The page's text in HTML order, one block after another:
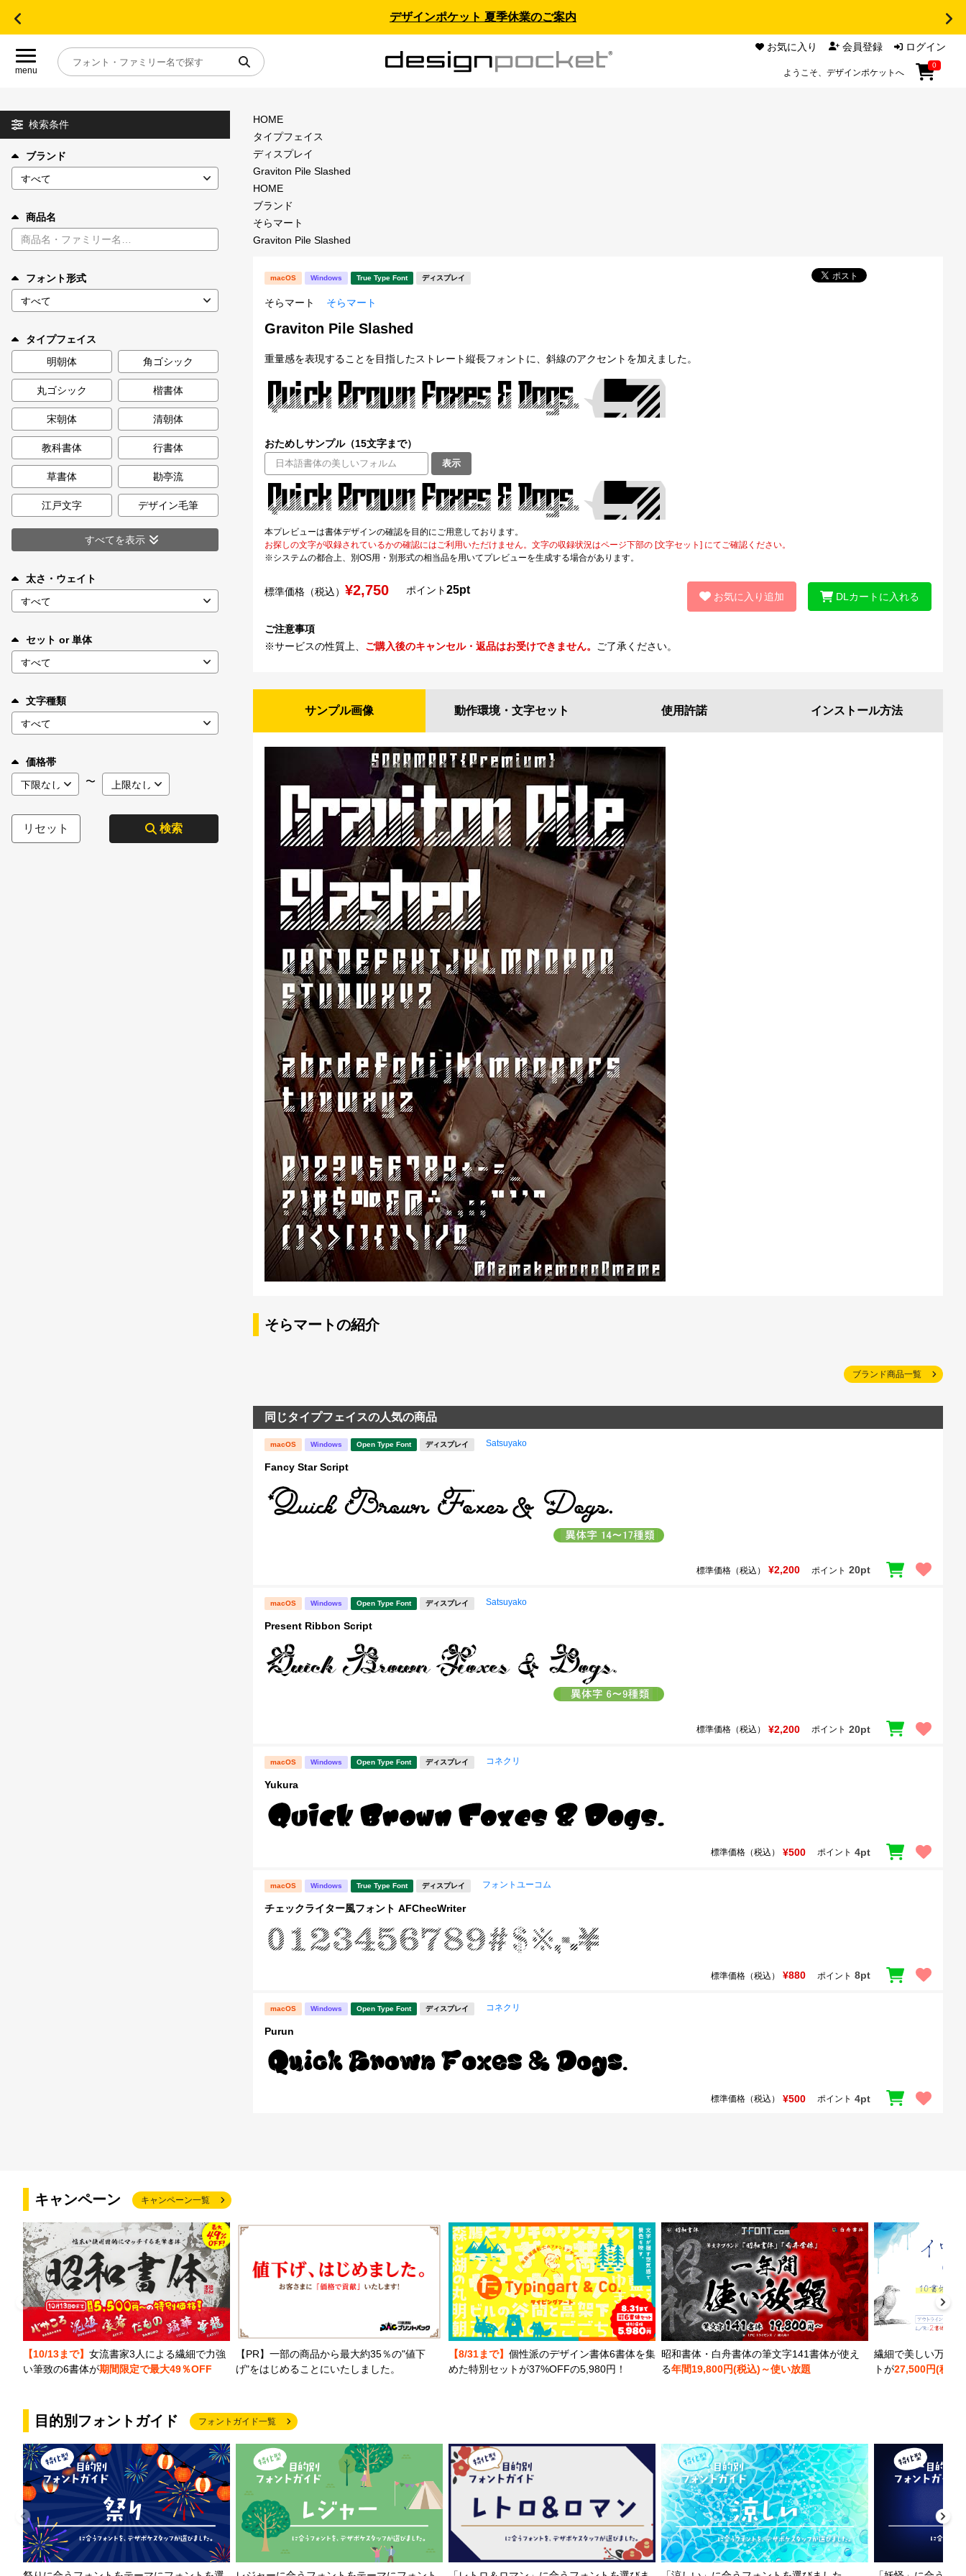
デザインポケット 夏季休業のご案内
menu
お気に入り 会員登録 ログイン
ようこそ、デザインポケットへ
0
目的別フォントガイド
特集
年間ライセンス商品
キャンペーン一覧
カート 0
マイページ
お気に入り
ご利用ガイド
お問い合わせ
検索条件
ブランド
商品名
フォント形式
タイプフェイス
明朝体
角ゴシック
丸ゴシック 楷書体
宋朝体 清朝体
教科書体 行書体
草書体 勘亭流
江戸文字 デザイン毛筆
すべてを表示
太さ・ウェイト
セット or 単体
文字種類
価格帯
〜
リセット 検索
HOME
タイプフェイス
ディスプレイ
Graviton Pile Slashed
HOME
ブランド
そらマート
Graviton Pile Slashed
macOS Windows True Type Font ディスプレイ
そらマート そらマート
Graviton Pile Slashed
重量感を表現することを目指したストレート縦長フォントに、斜線のアクセントを加えました。
おためしサンプル（15文字まで）
表示
本プレビューは書体デザインの確認を目的にご用意しております。
お探しの文字が収録されているかの確認にはご利用いただけません。文字の収録状況はページ下部の [文字セット] にてご確認ください。
※システムの都合上、別OS用・別形式の相当品を用いてプレビューを生成する場合があります。
標準価格（税込） ¥2,750 ポイント25pt
お気に入り追加 DLカートに入れる
ご注意事項
※サービスの性質上、 ご購入後のキャンセル・返品はお受けできません。 ご了承ください。
サンプル画像 動作環境・ 文字セット 使用許諾 インストール方法
そらマートの紹介
ブランド商品一覧
同じタイプフェイスの人気の商品
macOS Windows Open Type Font ディスプレイ Satsuyako
Fancy Star Script
標準価格（税込） ¥2,200 ポイント 20pt
macOS Windows Open Type Font ディスプレイ Satsuyako
Present Ribbon Script
標準価格（税込） ¥2,200 ポイント 20pt
macOS Windows Open Type Font ディスプレイ コネクリ
Yukura
標準価格（税込） ¥500 ポイント 4pt
macOS Windows True Type Font ディスプレイ フォントユーコム
チェックライター風フォント AFChecWriter
標準価格（税込） ¥880 ポイント 8pt
macOS Windows Open Type Font ディスプレイ コネクリ
Purun
標準価格（税込） ¥500 ポイント 4pt
キャンペーン キャンペーン一覧
【10/13まで】 女流書家3人による繊細で力強
い筆致の6書体が期間限定で最大49％OFF
【PR】一部の商品から最大約35％の"値下
げ"をはじめることにいたしました。
【8/31まで】 個性派のデザイン書体6書体を集
めた特別セットが37%OFFの5,980円！
昭和書体・白舟書体の筆文字141書体が使え
る年間19,800円(税込)～使い放題
繊細で美しい万年
トが27,500円(税込)
目的別フォントガイド フォントガイド一覧